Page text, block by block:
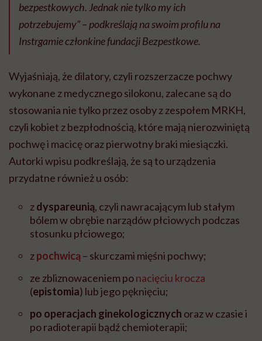
bezpestkowych. Jednak nie tylko my ich
potrzebujemy” – podkreślają na swoim profilu na
Instrgamie członkine fundacji Bezpestkowe.
Wyjaśniają, że dilatory, czyli rozszerzacze pochwy
wykonane z medycznego silokonu, zalecane są do
stosowania nie tylko przez osoby z zespołem MRKH,
czyli kobiet z bezpłodnością, które mają nierozwiniętą
pochwę i macicę oraz pierwotny braki miesiączki.
Autorki wpisu podkreślają, że są to urządzenia
przydatne również u osób:
zdyspareunią, czyli nawracającym lub stałym
bólem w obrębie narządów płciowych podczas
stosunku płciowego;
zpochwicą– skurczami mięśni pochwy;
ze zbliznowaceniem ponacięciu krocza
(epistomia) lub jego pęknięciu;
po operacjach ginekologicznych oraz w czasie i
po radioterapii bądź chemioterapii;